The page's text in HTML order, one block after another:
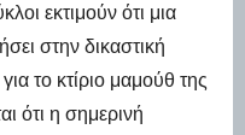
εκτιμούν ότι μια
στην δικαστική
το κτίριο μαμούθ της
ότι η σημερινή